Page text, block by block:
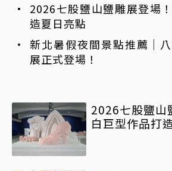
2026七股鹽山鹽雕展登場
造夏日亮點
新北暑假夜間景點推薦｜
展正式登場！
2026七股鹽山
白巨型作品打